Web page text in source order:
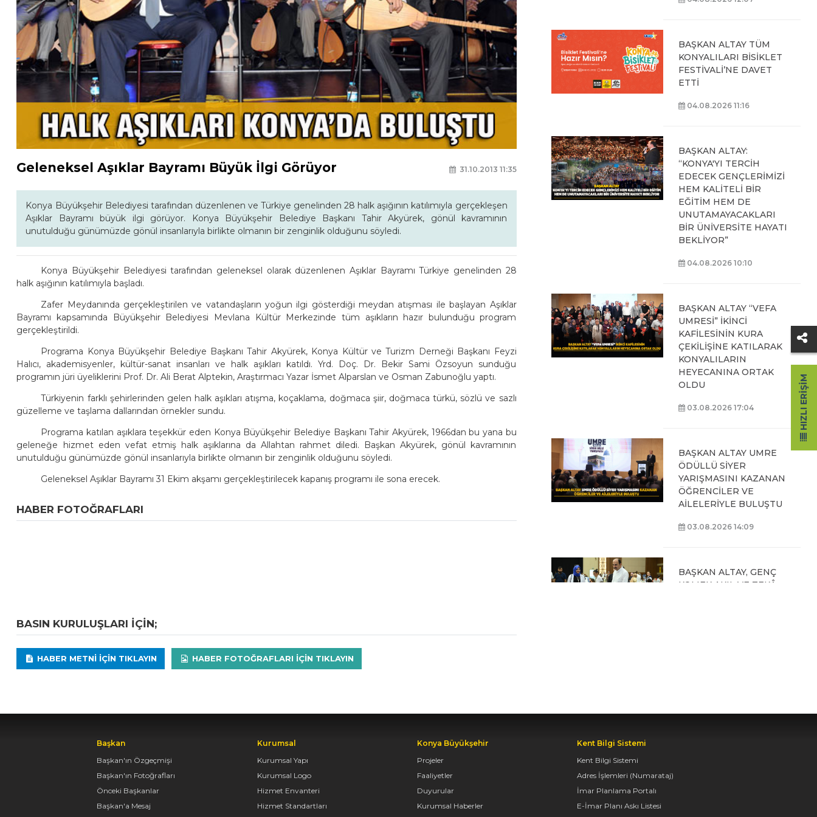
Geleneksel Aşıklar Bayramı Büyük İlgi Görüyor 31.10.2013 11:35
Konya Büyükşehir Belediyesi tarafından düzenlenen ve Türkiye genelinden 28 halk aşığının katılımıyla gerçekleşen
Aşıklar Bayramı büyük ilgi görüyor. Konya Büyükşehir Belediye Başkanı Tahir Akyürek, gönül kavramının
unutulduğu günümüzde gönül insanlarıyla birlikte olmanın bir zenginlik olduğunu söyledi.
Konya Büyükşehir Belediyesi tarafından geleneksel olarak düzenlenen Aşıklar Bayramı Türkiye genelinden 28
halk aşığının katılımıyla başladı.
Zafer Meydanında gerçekleştirilen ve vatandaşların yoğun ilgi gösterdiği meydan atışması ile başlayan Aşıklar
Bayramı kapsamında Büyükşehir Belediyesi Mevlana Kültür Merkezinde tüm aşıkların hazır bulunduğu program
gerçekleştirildi.
Programa Konya Büyükşehir Belediye Başkanı Tahir Akyürek, Konya Kültür ve Turizm Derneği Başkanı Feyzi
Halıcı, akademisyenler, kültür-sanat insanları ve halk aşıkları katıldı. Yrd. Doç. Dr. Bekir Sami Özsoyun sunduğu
programın jüri üyeliklerini Prof. Dr. Ali Berat Alptekin, Araştırmacı Yazar İsmet Alparslan ve Osman Zabunoğlu yaptı.
Türkiyenin farklı şehirlerinden gelen halk aşıkları atışma, koçaklama, doğmaca şiir, doğmaca türkü, sözlü ve sazlı
güzelleme ve taşlama dallarından örnekler sundu.
Programa katılan aşıklara teşekkür eden Konya Büyükşehir Belediye Başkanı Tahir Akyürek, 1966dan bu yana bu
geleneğe hizmet eden vefat etmiş halk aşıklarına da Allahtan rahmet diledi. Başkan Akyürek, gönül kavramının
unutulduğu günümüzde gönül insanlarıyla birlikte olmanın bir zenginlik olduğunu söyledi.
Geleneksel Aşıklar Bayramı 31 Ekim akşamı gerçekleştirilecek kapanış programı ile sona erecek.
HABER FOTOĞRAFLARI
BASIN KURULUŞLARI IÇIN;
HABER METNI IÇIN TIKLAYIN HABER FOTOĞRAFLARI IÇIN TIKLAYIN
BAŞKAN ALTAY TÜM
KONYALILARI BİSİKLET
FESTİVALİ’NE DAVET
ETTİ
04.08.2026 11:16
BAŞKAN ALTAY:
“KONYA'YI TERCİH
EDECEK GENÇLERİMİZİ
HEM KALİTELİ BİR
EĞİTİM HEM DE
UNUTAMAYACAKLARI
BİR ÜNİVERSİTE HAYATI
BEKLİYOR”
04.08.2026 10:10
BAŞKAN ALTAY “VEFA
UMRESİ” İKİNCİ
KAFİLESİNİN KURA
ÇEKİLİŞİNE KATILARAK
KONYALILARIN
HEYECANINA ORTAK
OLDU
03.08.2026 17:04
BAŞKAN ALTAY UMRE
ÖDÜLLÜ SİYER
YARIŞMASINI KAZANAN
ÖĞRENCİLER VE
AİLELERİYLE BULUŞTU
03.08.2026 14:09
BAŞKAN ALTAY, GENÇ
KOMEK AKIL VE ZEKÂ
KANALI ISLAH
Başkan
Başkan'ın Özgeçmişi
Başkan'ın Fotoğrafları
Önceki Başkanlar
Başkan'a Mesaj
Kurumsal
Kurumsal Yapı
Kurumsal Logo
Hizmet Envanteri
Hizmet Standartları
Konya Büyükşehir
Projeler
Faaliyetler
Duyurular
Kurumsal Haberler
Kent Bilgi Sistemi
Kent Bilgi Sistemi
Adres İşlemleri (Numarataj)
İmar Planlama Portalı
E-İmar Planı Askı Listesi
HIZLI ERIŞIM